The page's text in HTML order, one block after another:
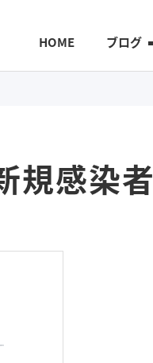
HOME ブログ
規感染者